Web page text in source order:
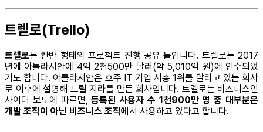
트렐로(Trello)
트렐로는 칸반 형태의 프로젝트 진행 공유 툴입니다. 트렐로는 2017
년에 아틀라시안에 4억 2천500만 달러(약 5,010억 원)에 인수되었
기도 합니다. 아틀라시안은 호주 IT 기업 시총 1위를 달리고 있는 회사
로 이후에 설명해 드릴 지라를 만든 회사입니다. 트렐로는 비즈니스인
사이더 보도에 따르면,등록된 사용자 수 1천900만 명 중 대부분은
개발 조직이 아닌 비즈니스 조직에 서 사용하고 있다고 합니다.